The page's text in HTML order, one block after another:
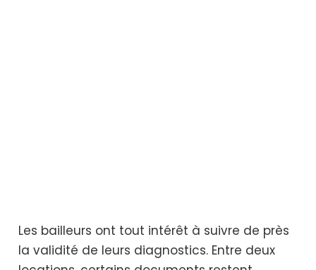
Les bailleurs ont tout intérêt à suivre de près
la validité de leurs diagnostics. Entre deux